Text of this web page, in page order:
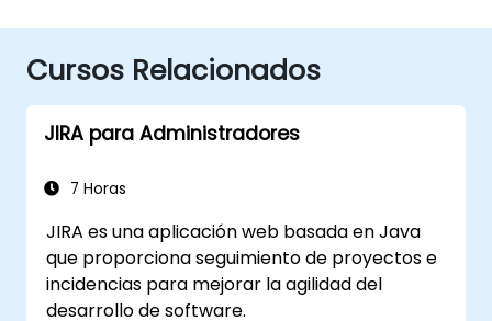
Cursos Relacionados
JIRA para Administradores
7 Horas
JIRA es una aplicación web basada en Java
que proporciona seguimiento de proyectos e
incidencias para mejorar la agilidad del
desarrollo de software.